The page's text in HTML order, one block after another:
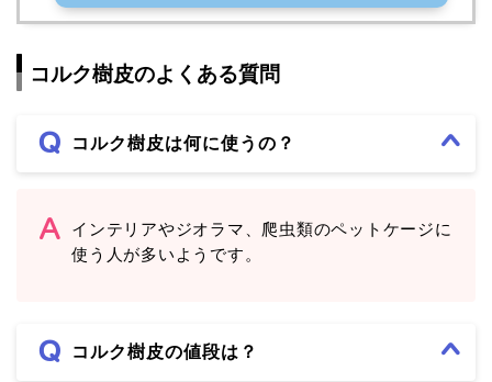
コルク樹皮のよくある質問
コルク樹皮は何に使うの？
インテリアやジオラマ、爬虫類のペットケージに
使う人が多いようです。
コルク樹皮の値段は？